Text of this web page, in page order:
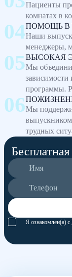
Пациенты
комнатах в
ПОМОЩЬ В
Наши
менеджеры,
ВЫСОКАЯ
Мы
зависимости
программы.
Мы
трудных
Я ознакомлен(а) с